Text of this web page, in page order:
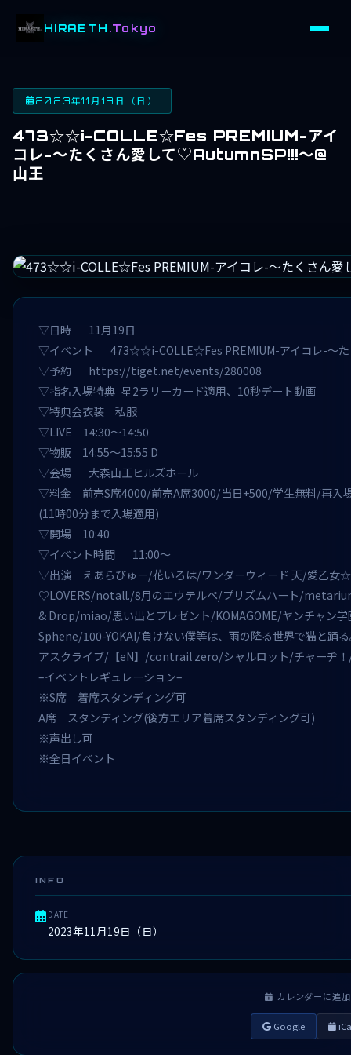
HIRAETH .Tokyo
2023年11月19日（日）
473☆☆i-COLLE☆Fes PREMIUM-アイ
コレ-～たくさん愛して♡AutumnSP!!!～@
山王
▽日時 11月19日
▽イベント 473☆☆i-COLLE☆Fes PREMIUM-アイコレ-～た
▽予約 https://tiget.net/events/280008
▽指名入場特典 星2ラリーカード適用、10秒デート動画
▽特典会衣装 私服
▽LIVE 14:30～14:50
▽物販 14:55～15:55 D
▽会場 大森山王ヒルズホール
▽料金 前売S席4000/前売A席3000/当日+500/学生無料/再入
(11時00分まで入場適用)
▽開場 10:40
▽イベント時間 11:00～
▽出演 えあらびゅー/花いろは/ワンダーウィード 天/愛乙女
♡LOVERS/notall./8月のエウテルペ/プリズムハート/
& Drop/miao/思い出とプレゼント/KOMAGOME/ヤンチャン
Sphene/100-YOKAI/負けない僕等は、雨の降る世界で猫と踊
アスクライブ/【eN】/contrail zero/シャルロット/チャーヂ
–イベントレギュレーション–
※S席 着席スタンディング可
A席 スタンディング(後方エリア着席スタンディング可)
※声出し可
※全日イベント
INFO
DATE
2023年11月19日（日）
カレンダーに追加
Google